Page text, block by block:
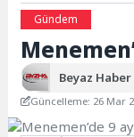
Gündem
Beyaz Haber
Güncelleme: 26 Mar